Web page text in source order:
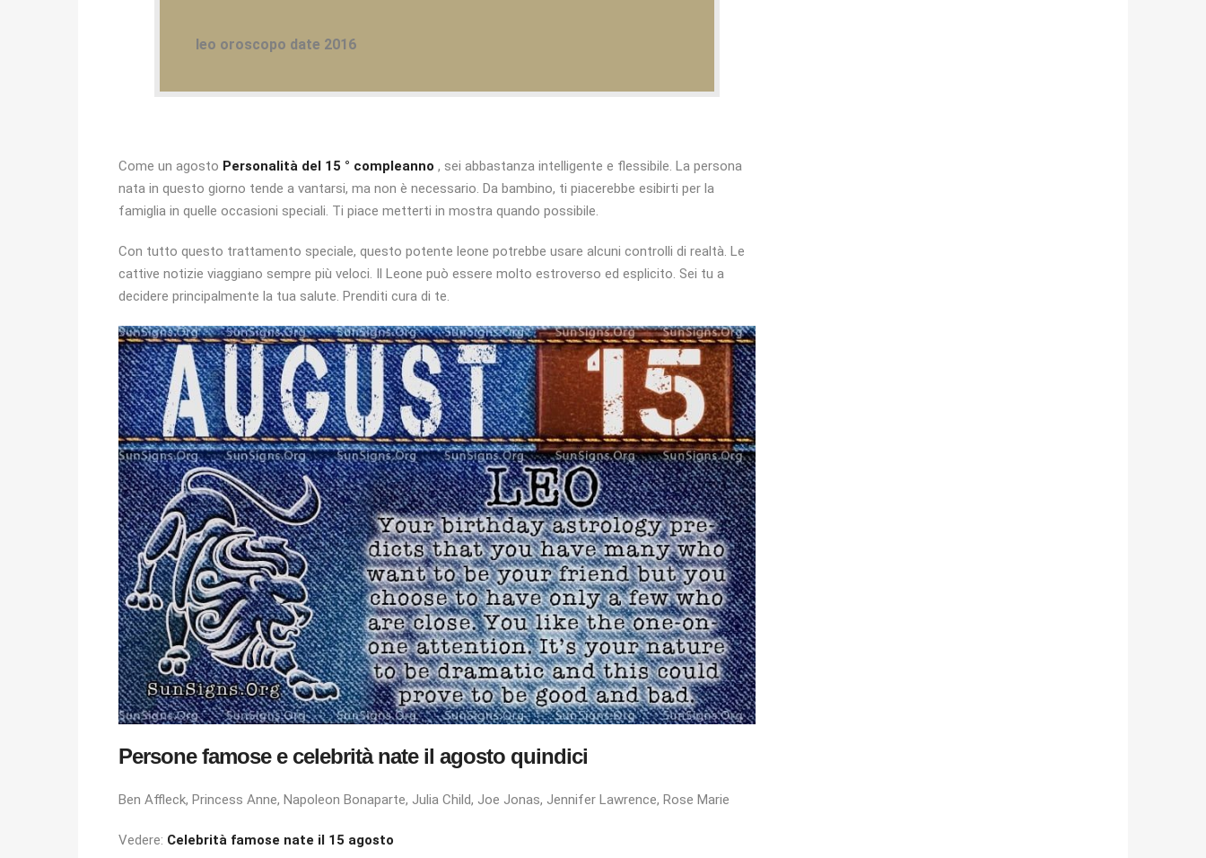
leo oroscopo date 2016
Come un agosto Personalità del 15 ° compleanno , sei abbastanza intelligente e flessibile. La persona
nata in questo giorno tende a vantarsi, ma non è necessario. Da bambino, ti piacerebbe esibirti per la
famiglia in quelle occasioni speciali. Ti piace metterti in mostra quando possibile.
Con tutto questo trattamento speciale, questo potente leone potrebbe usare alcuni controlli di realtà. Le
cattive notizie viaggiano sempre più veloci. Il Leone può essere molto estroverso ed esplicito. Sei tu a
decidere principalmente la tua salute. Prenditi cura di te.
Persone famose e celebrità nate il agosto quindici
Ben Affleck, Princess Anne, Napoleon Bonaparte, Julia Child, Joe Jonas, Jennifer Lawrence, Rose Marie
Vedere: Celebrità famose nate il 15 agosto